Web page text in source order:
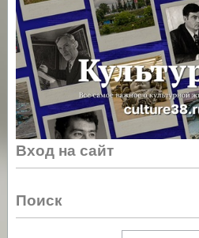
Вход на сайт
Поиск